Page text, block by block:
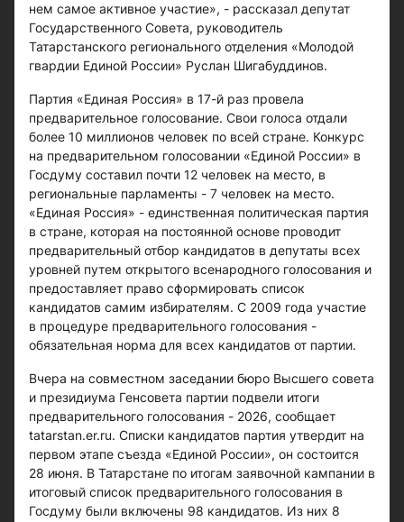
нем самое активное участие», - рассказал депутат
Государственного Совета, руководитель
Татарстанского регионального отделения «Молодой
гвардии Единой России» Руслан Шигабуддинов.
Партия «Единая Россия» в 17-й раз провела
предварительное голосование. Свои голоса отдали
более 10 миллионов человек по всей стране. Конкурс
на предварительном голосовании «Единой России» в
Госдуму составил почти 12 человек на место, в
региональные парламенты - 7 человек на место.
«Единая Россия» - единственная политическая партия
в стране, которая на постоянной основе проводит
предварительный отбор кандидатов в депутаты всех
уровней путем открытого всенародного голосования и
предоставляет право сформировать список
кандидатов самим избирателям. С 2009 года участие
в процедуре предварительного голосования -
обязательная норма для всех кандидатов от партии.
Вчера на совместном заседании бюро Высшего совета
и президиума Генсовета партии подвели итоги
предварительного голосования - 2026, сообщает
tatarstan.er.ru. Списки кандидатов партия утвердит на
первом этапе съезда «Единой России», он состоится
28 июня. В Татарстане по итогам заявочной кампании в
итоговый список предварительного голосования в
Госдуму были включены 98 кандидатов. Из них 8